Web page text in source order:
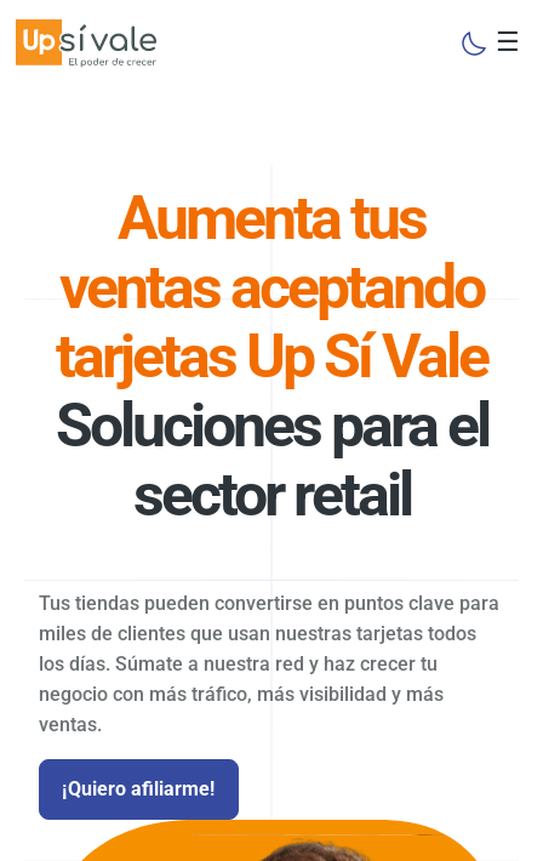
☰
Aumenta tus
ventas aceptando
tarjetas Up Sí Vale
Soluciones para el
sector retail
Tus tiendas pueden convertirse en puntos clave para
miles de clientes que usan nuestras tarjetas todos
los días. Súmate a nuestra red y haz crecer tu
negocio con más tráfico, más visibilidad y más
ventas.
¡Quiero afiliarme!